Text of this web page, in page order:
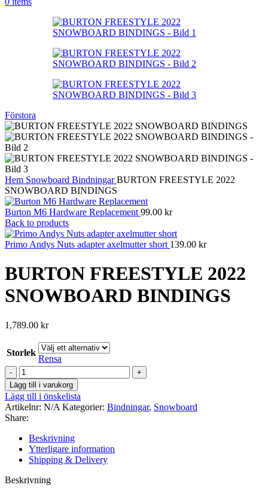
Förstora
Hem Snowboard BindningarBURTON FREESTYLE 2022
SNOWBOARD BINDINGS
Burton M6 Hardware Replacement 99.00 kr
Back to products
Primo Andys Nuts adapter axelmutter short 139.00 kr
BURTON FREESTYLE 2022
SNOWBOARD BINDINGS
1,789.00 kr
Storlek
Rensa
BURTON
FREESTYLE
2022
SNOWBOARD
BINDINGS
mängd
Lägg till i varukorg
Lägg till i önskelista
Artikelnr: N/A Kategorier: Bindningar, Snowboard
Share:
Beskrivning
Ytterligare information
Shipping & Delivery
Beskrivning